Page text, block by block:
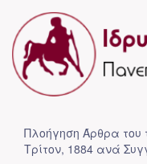
Πλοήγηση Άρθρα του
Τρίτον, 1884 ανά